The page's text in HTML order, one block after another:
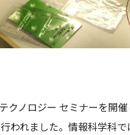
クノロジー セミナーを開
われました。情報科学科で